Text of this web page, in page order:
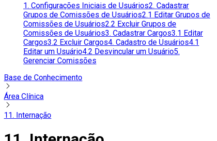
1. Configurações Iniciais de Usuários2. Cadastrar
Grupos de Comissões de Usuários2.1 Editar Grupos de
Comissões de Usuários2.2 Excluir Grupos de
Comissões de Usuários3. Cadastrar Cargos3.1 Editar
Cargos3.2 Excluir Cargos4. Cadastro de Usuários4.1
Editar um Usuário4.2 Desvincular um Usuário5.
Gerenciar Comissões
Base de Conhecimento
Área Clínica
11. Internação